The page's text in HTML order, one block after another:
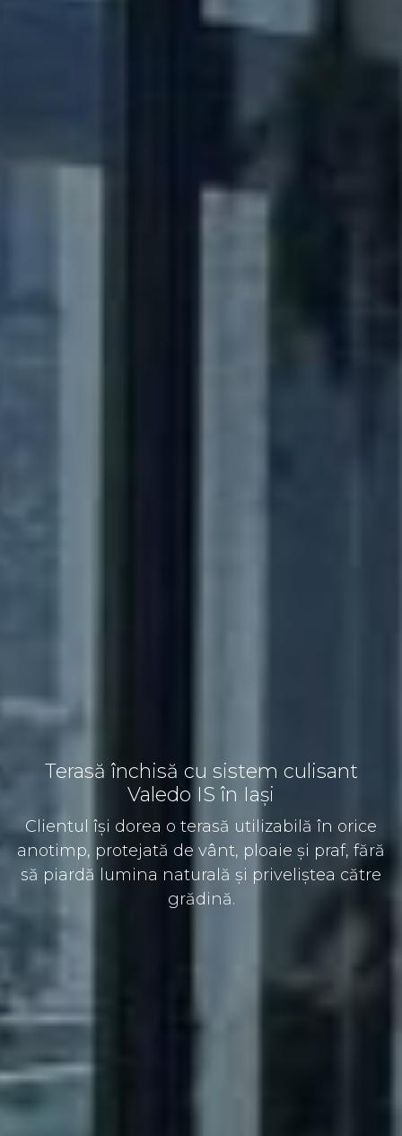
Terasă închisă cu sistem culisant
Valedo IS în Iași
Clientul își dorea o terasă utilizabilă în orice
anotimp, protejată de vânt, ploaie și praf, fără
să piardă lumina naturală și priveliștea către
grădină.